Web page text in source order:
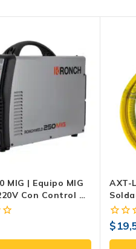
MIG | Equipo MIG
Con Control De
De 15 Kg
AXT-
| Para
AXT-
0
fuera
$